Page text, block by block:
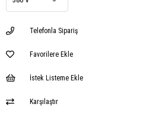
Telefonla Sipariş
Favorilere Ekle
İstek Listeme Ekle
Karşılaştır